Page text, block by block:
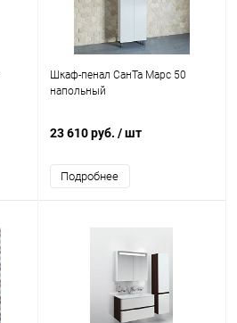
Шкаф-пенал СанТа Марс 50
напольный
23 610 руб. / шт
Подробнее